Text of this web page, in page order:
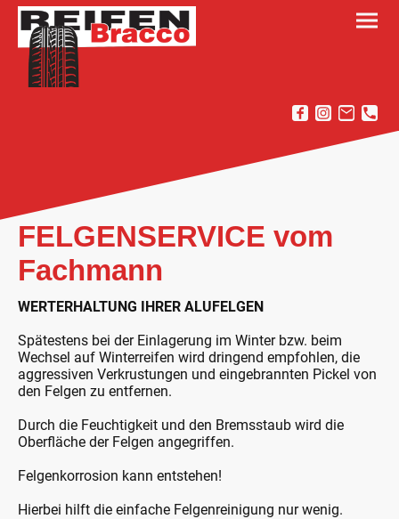
FELGENSERVICE vom
Fachmann
WERTERHALTUNG IHRER ALUFELGEN
Spätestens bei der Einlagerung im Winter bzw. beim
Wechsel auf Winterreifen wird dringend empfohlen, die
aggressiven Verkrustungen und eingebrannten Pickel von
den Felgen zu entfernen.
Durch die Feuchtigkeit und den Bremsstaub wird die
Oberfläche der Felgen angegriffen.
Felgenkorrosion kann entstehen!
Hierbei hilft die einfache Felgenreinigung nur wenig.